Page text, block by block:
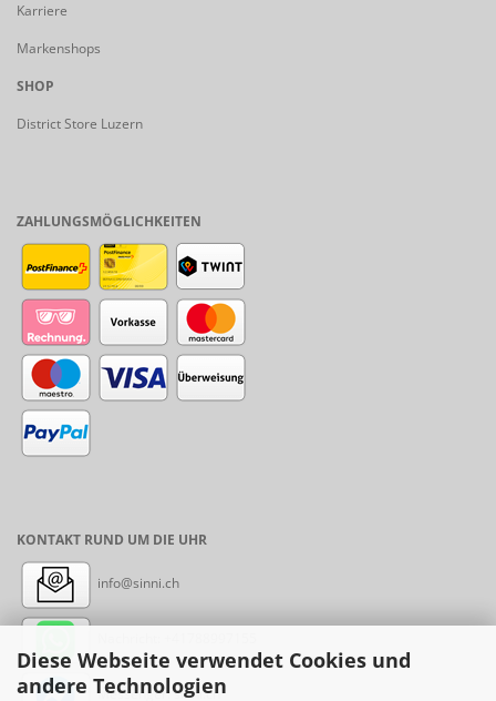
Diese Webseite verwendet Cookies und
andere Technologien
Karriere
Markenshops
SHOP
District Store Luzern
ZAHLUNGSMÖGLICHKEITEN
KONTAKT RUND UM DIE UHR
info@sinni.ch
Messenger: sinni.ch